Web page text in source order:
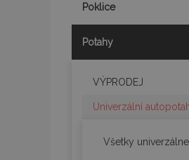
Poklice
Potahy
VÝPRODEJ
Univerzální
Všetky univerzálne